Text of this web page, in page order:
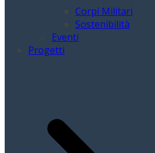
Corpi Militari
Sostenibilità
Eventi
Progetti